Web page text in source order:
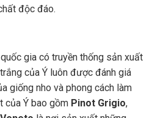
độc đáo.
gia có truyền thống sản xuất
của Ý luôn được đánh giá
giống nho và phong cách làm
của Ý bao gồm Pinot Grigio,